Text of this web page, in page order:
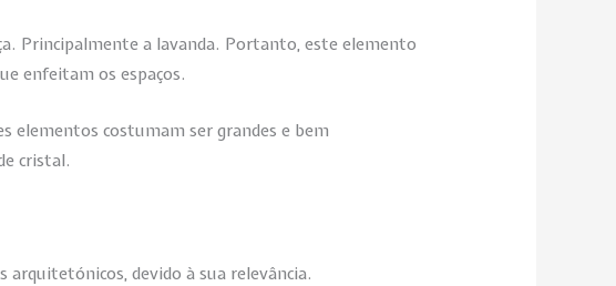
Principalmente a lavanda. Portanto, este elemento
enfeitam os espaços.
elementos costumam ser grandes e bem
cristal.
devido à sua relevância.